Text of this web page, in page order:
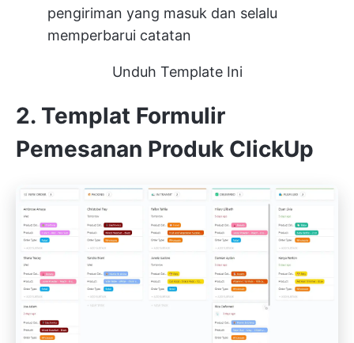
pengiriman yang masuk dan selalu
memperbarui catatan
Unduh Template Ini
2. Templat Formulir
Pemesanan Produk ClickUp